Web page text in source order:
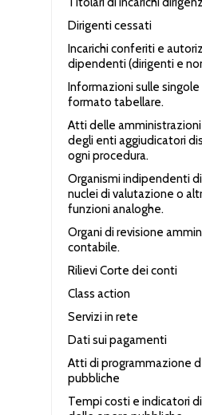
Dirigenti cessati
Incarichi conferiti e
dipendenti (dirigenti e
Informazioni sulle
formato tabellare.
Atti delle
degli enti aggiudicatori
ogni procedura.
Organismi indipendenti
nuclei di valutazione o
funzioni analoghe.
Organi di revisione
contabile.
Rilievi Corte dei conti
Class action
Servizi in rete
Dati sui pagamenti
Atti di programmazione
pubbliche
Tempi costi e indicatori